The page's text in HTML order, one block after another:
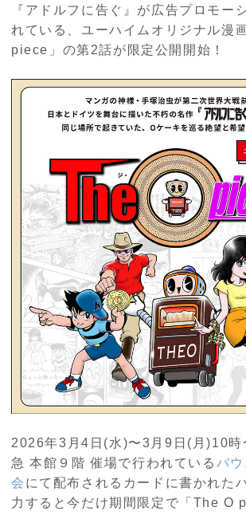
『アドルフに告ぐ』が広告プロモー
れている、ユーハイムオリジナル漫
piece」の第2話が限定公開開始！
2026年3月4日(水)〜3月9日(月)10時
急 本館９階 催場で行われている バ
会 にて配布されるカードに書かれた
力すると今だけ期間限定で「The O